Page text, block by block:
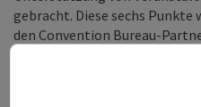
gebracht. Diese sechs
den Convention Bureau-
mit relevanten